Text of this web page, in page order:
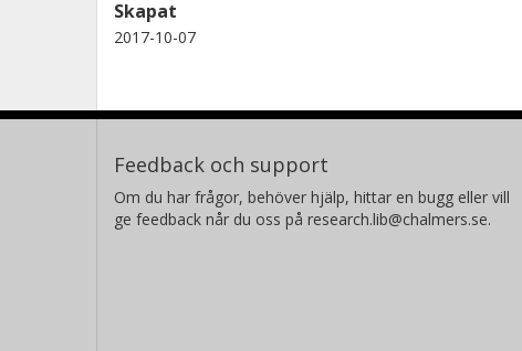
Skapat
2017-10-07
Feedback och support
Om du har frågor, behöver hjälp, hittar en bugg eller vill
ge feedback når du oss på research.lib@chalmers.se.